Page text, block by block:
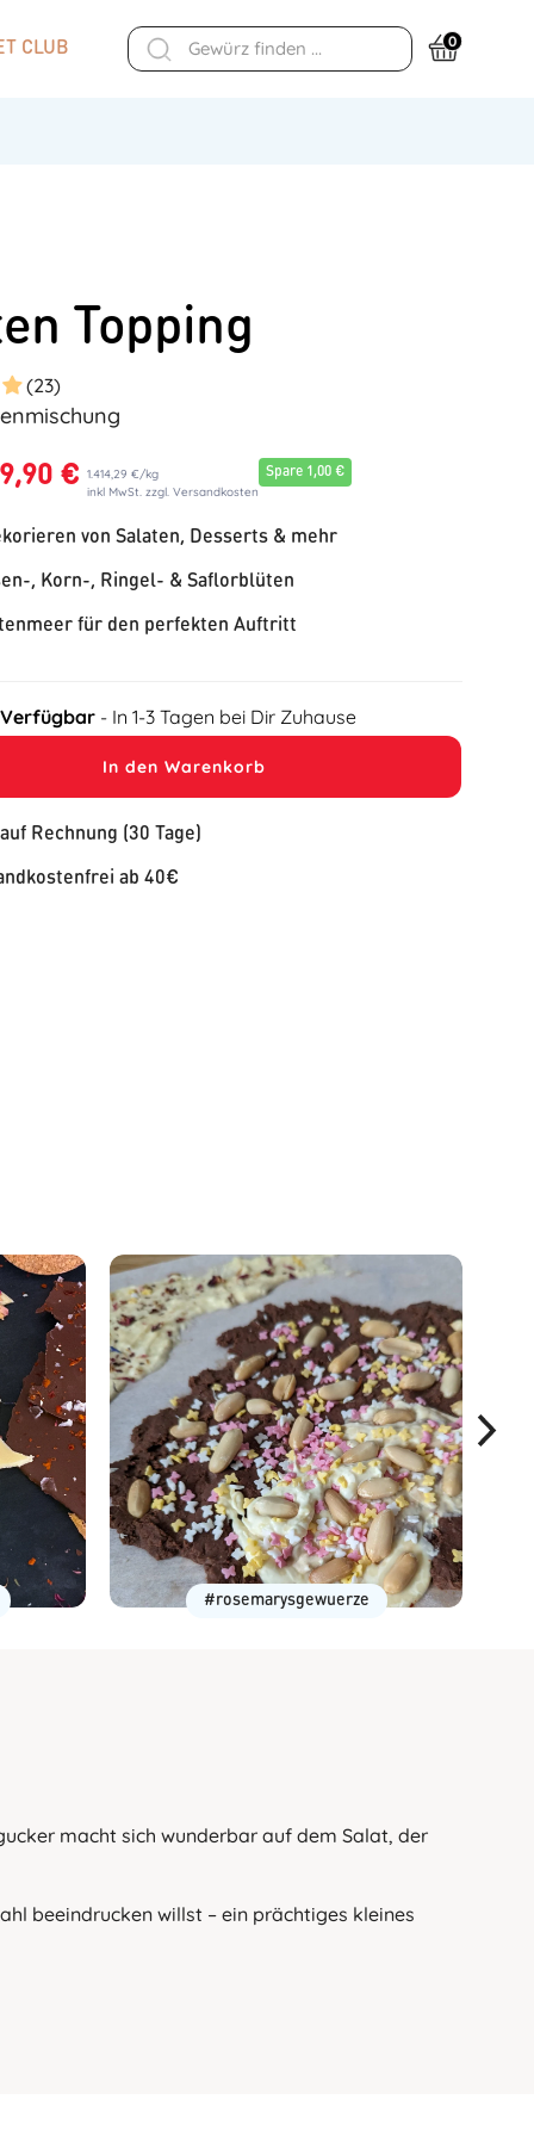
CLUB 0
Topping
(23)
9,90 € 1.414,29 €/kg
inkl MwSt. zzgl. Versandkosten
Spare 1,00 €
von Salaten, Desserts & mehr
, Korn-, Ringel- & Saflorblüten
für den perfekten Auftritt
- In 1-3 Tagen bei Dir Zuhause
In den Warenkorb
Rechnung (30 Tage)
ab 40€
#rosemarysgewuerze
macht sich wunderbar auf dem Salat, der
beeindrucken willst – ein prächtiges kleines